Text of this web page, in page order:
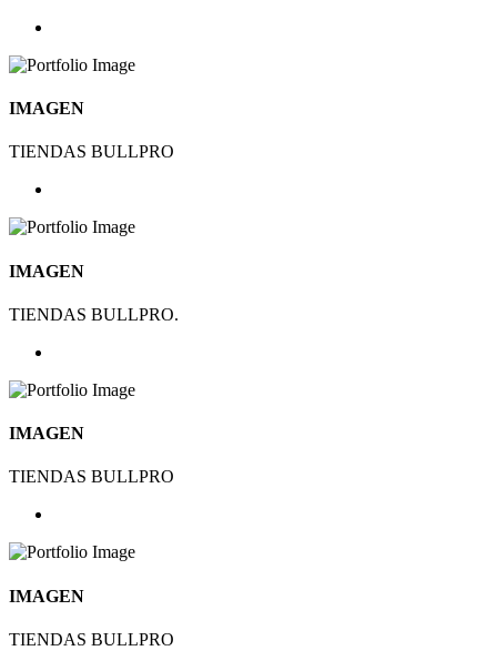
IMAGEN
TIENDAS BULLPRO
IMAGEN
TIENDAS BULLPRO.
IMAGEN
TIENDAS BULLPRO
IMAGEN
TIENDAS BULLPRO